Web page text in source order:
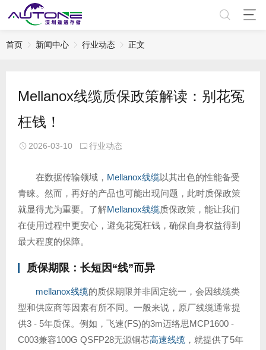
首页 新闻中心 行业动态 正文
Mellanox线缆质保政策解读：别花冤
枉钱！
2026-03-10 行业动态
在数据传输领域， Mellanox线缆以其出色的性能备受
青睐。然而，再好的产品也可能出现问题，此时质保政策
就显得尤为重要。了解Mellanox线缆质保政策，能让我们
在使用过程中更安心，避免花冤枉钱，确保自身权益得到
最大程度的保障。
质保期限：长短因“线”而异
mellanox线缆的质保期限并非固定统一，会因线缆类
型和供应商等因素有所不同。一般来说，原厂线缆通常提
供3 - 5年质保。例如，飞速(FS)的3m迈络思MCP1600 -
C003兼容100G QSFP28无源铜芯高速线缆 ，就提供了5年